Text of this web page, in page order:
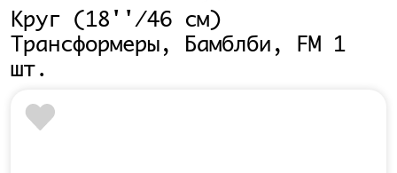
Круг (18''/46 см)
Трансформеры, Бамблби, FM 1
шт.